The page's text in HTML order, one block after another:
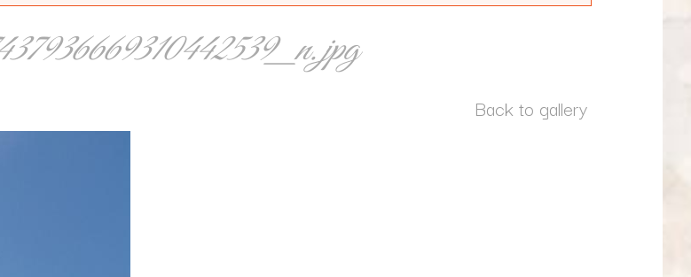
Back to gallery